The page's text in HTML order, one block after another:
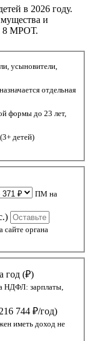
в 2026 году.
и
8 МРОТ.
усыновители,
отдельная
формы до 23 лет,
детей)
ПМ на
органа
год (₽)
НДФЛ: зарплаты,
744 ₽/год)
иметь доход не